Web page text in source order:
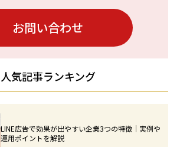
お問い合わせ
人気記事ランキング
LINE広告で効果が出やすい企業3つの特徴｜実例や
運用ポイントを解説